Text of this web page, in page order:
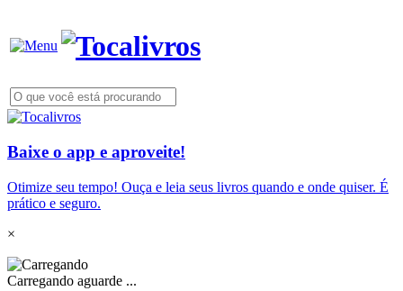
Baixe o app e aproveite!
Otimize seu tempo! Ouça e leia seus livros quando e onde quiser. É
prático e seguro.
×
Carregando aguarde ...